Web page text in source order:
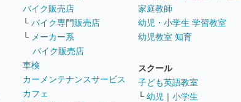
バイク販売店
└ バイク専門販売店
└ メーカー系
バイク販売店
車検
カーメンテナンスサービス
カフェ
家庭教師
幼児・小学生 学習教室
幼児教室 知育
スクール
子ども英語教室
└ 幼児 ｜ 小学生